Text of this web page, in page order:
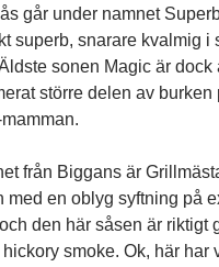
går under namnet
superb, snarare kvalmig i
sonen Magic är
större delen av burken
från Biggans är
med en oblyg syftning på
den här såsen är riktigt
hickory smoke. Ok, här har